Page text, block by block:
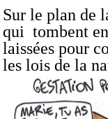
Sur le plan de
qui tombent
laissées pour
les lois de la